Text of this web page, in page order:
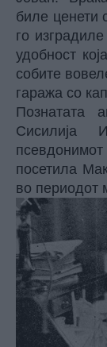
биле цене­ти
го
удобност
собите
гаража со
Познатата
Сисилија
посетила
во периодот